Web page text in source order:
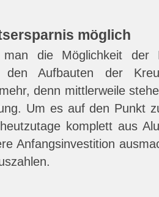
möglich
die Möglichkeit der
den Aufbauten der
denn mittlerweile
Um es auf den Punkt
komplett aus
Anfangsinvestition